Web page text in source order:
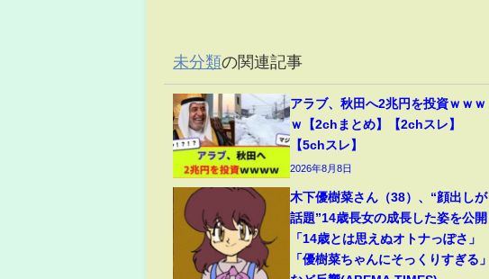
未分類の関連記事
アラブ、秋田へ2兆円を投資ｗｗｗ
ｗ【2chまとめ】【2chスレ】
【5chスレ】
2026年8月8日
木下優樹菜さん（38）、“顔出しが
話題”14歳長女の成長した姿を公開
「14歳とは思えぬオトナっぽさ」
「優樹菜ちゃんにそっくりすぎる」